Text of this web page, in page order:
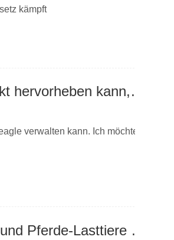
kämpft
Der Ritter prüft, ob King Beagle einen Punkt hervorheben kann, was er haben soll
verwalten kann. Ich möchte
Wo ist das Herkunftsland, in dem Ochsen und Pferde-Lasttiere bekämpft werden, um den Ehemannhund aufzuziehen?